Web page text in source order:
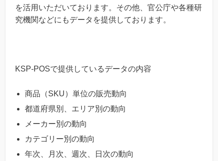
を活用いただいております。その他、官公庁や各種研
究機関などにもデータを提供しております。
KSP-POSで提供しているデータの内容
商品（SKU）単位の販売動向
都道府県別、エリア別の動向
メーカー別の動向
カテゴリー別の動向
年次、月次、週次、日次の動向